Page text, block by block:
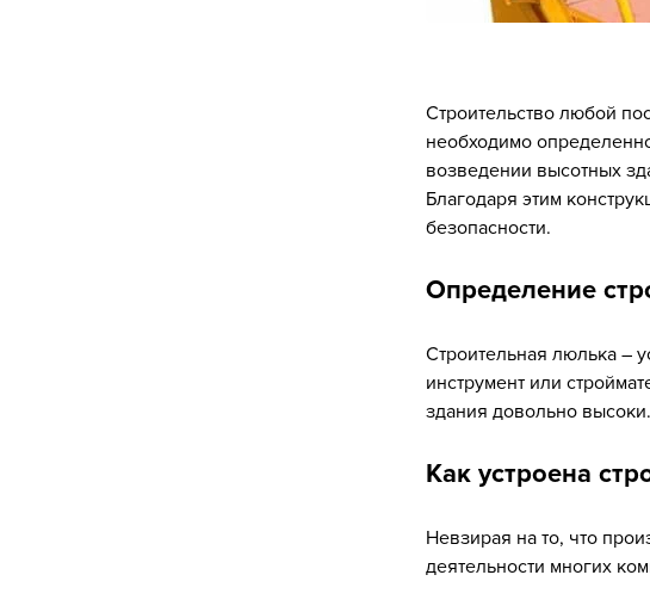
Строительство любой
необходимо
возведении высотных
Благодаря этим
безопасности.
Определение
Строительная люлька –
инструмент или
здания довольно высоки.
Как устроена
Невзирая на то, что
деятельности многих